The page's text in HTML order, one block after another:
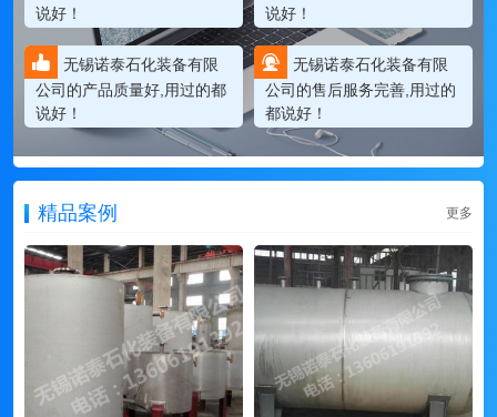
说好！
说好！
无锡诺泰石化装备有限
公司的产品质量好,用过的都
说好！
无锡诺泰石化装备有限
公司的售后服务完善,用过的
都说好！
精品案例 更多